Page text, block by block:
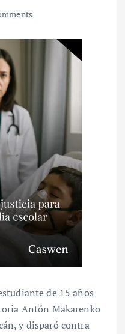
de 15 años
Antón Makarenko
y disparó contra